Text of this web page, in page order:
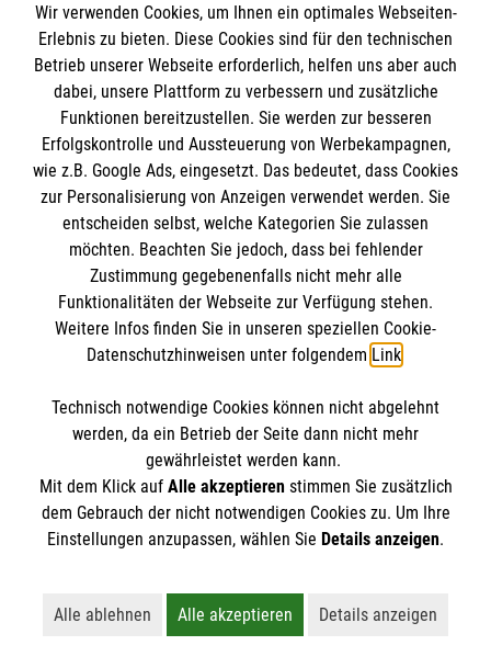
26.09.2026 , 09:00 Uhr
Ort: 47877 Willich
Freie Plätze: 15
Kursdetails
Anmelden
vorherige 1 2 3 4 5
15 nächste
Kursbuchung widerrufen
Hier können Sie die Buchung Ihres Kurses
Wir verwenden Cookies, um Ihnen ein optimales Webseiten-
Erlebnis zu bieten. Diese Cookies sind für den technischen
Betrieb unserer Webseite erforderlich, helfen uns aber auch
dabei, unsere Plattform zu verbessern und zusätzliche
Funktionen bereitzustellen. Sie werden zur besseren
Erfolgskontrolle und Aussteuerung von Werbekampagnen,
wie z.B. Google Ads, eingesetzt. Das bedeutet, dass Cookies
zur Personalisierung von Anzeigen verwendet werden. Sie
entscheiden selbst, welche Kategorien Sie zulassen
möchten. Beachten Sie jedoch, dass bei fehlender
Zustimmung gegebenenfalls nicht mehr alle
Funktionalitäten der Webseite zur Verfügung stehen.
Weitere Infos finden Sie in unseren speziellen Cookie-
Datenschutzhinweisen unter folgendem Link.
Technisch notwendige Cookies können nicht abgelehnt
werden, da ein Betrieb der Seite dann nicht mehr
gewährleistet werden kann.
Mit dem Klick auf Alle akzeptierenstimmen Sie zusätzlich
dem Gebrauch der nicht notwendigen Cookies zu. Um Ihre
Einstellungen anzupassen, wählen Sie Details anzeigen.
Alle ablehnen
Lehnt alle nicht-essentiellen Cookies ab
Alle akzeptieren
Akzeptiert alle Cookies
Details anzeigen